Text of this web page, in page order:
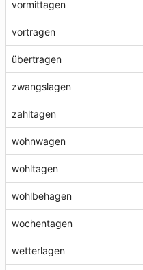
vormittagen
vortragen
übertragen
zwangslagen
zahltagen
wohnwagen
wohltagen
wohlbehagen
wochentagen
wetterlagen